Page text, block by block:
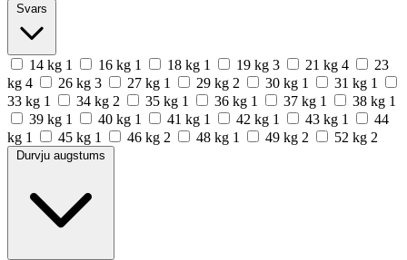
Svars
14 kg 1 16 kg 1 18 kg 1 19 kg 3 21 kg 4
23
kg 4 26 kg 3 27 kg 1 29 kg 2 30 kg 1 31 kg 1
33 kg 1 34 kg 2 35 kg 1 36 kg 1 37 kg 1 38 kg 1
39 kg 1 40 kg 1 41 kg 1 42 kg 1 43 kg 1
44
kg 1 45 kg 1 46 kg 2 48 kg 1 49 kg 2 52 kg 2
Durvju augstums